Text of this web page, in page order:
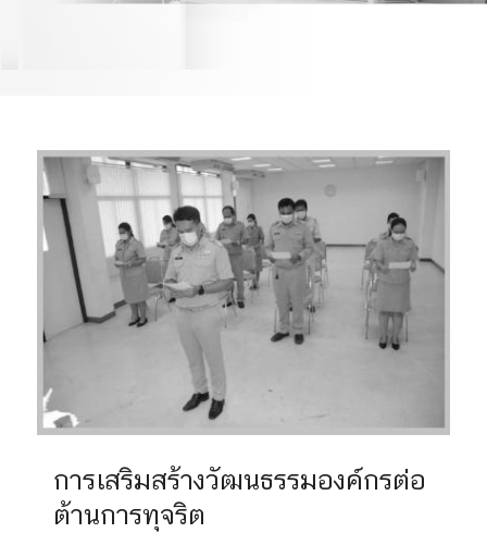
การเสริมสร้างวัฒนธรรมองค์กรต่อ
ต้านการทุจริต